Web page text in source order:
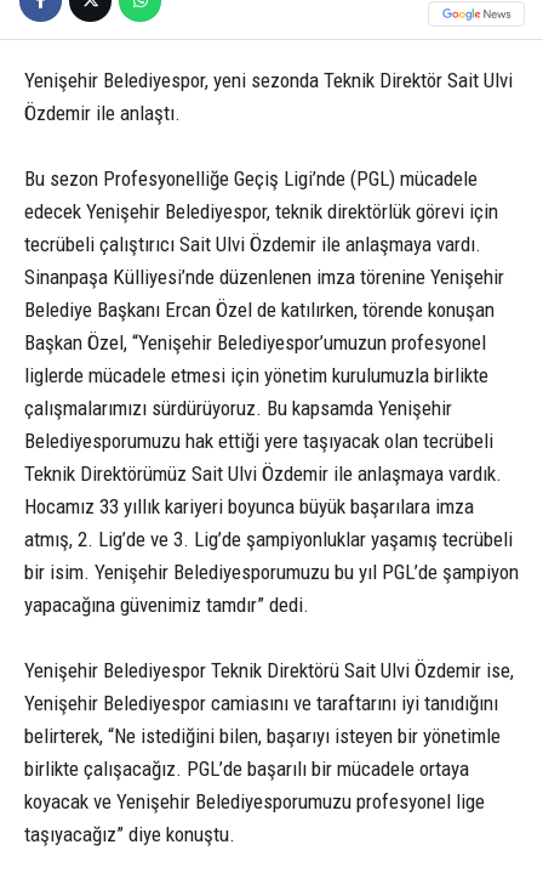
Yenişehir Belediyespor, yeni sezonda Teknik Direktör Sait Ulvi
Özdemir ile anlaştı.
Bu sezon Profesyonelliğe Geçiş Ligi’nde (PGL) mücadele
edecek Yenişehir Belediyespor, teknik direktörlük görevi için
tecrübeli çalıştırıcı Sait Ulvi Özdemir ile anlaşmaya vardı.
Sinanpaşa Külliyesi’nde düzenlenen imza törenine Yenişehir
Belediye Başkanı Ercan Özel de katılırken, törende konuşan
Başkan Özel, “Yenişehir Belediyespor’umuzun profesyonel
liglerde mücadele etmesi için yönetim kurulumuzla birlikte
çalışmalarımızı sürdürüyoruz. Bu kapsamda Yenişehir
Belediyesporumuzu hak ettiği yere taşıyacak olan tecrübeli
Teknik Direktörümüz Sait Ulvi Özdemir ile anlaşmaya vardık.
Hocamız 33 yıllık kariyeri boyunca büyük başarılara imza
atmış, 2. Lig’de ve 3. Lig’de şampiyonluklar yaşamış tecrübeli
bir isim. Yenişehir Belediyesporumuzu bu yıl PGL’de şampiyon
yapacağına güvenimiz tamdır” dedi.
Yenişehir Belediyespor Teknik Direktörü Sait Ulvi Özdemir ise,
Yenişehir Belediyespor camiasını ve taraftarını iyi tanıdığını
belirterek, “Ne istediğini bilen, başarıyı isteyen bir yönetimle
birlikte çalışacağız. PGL’de başarılı bir mücadele ortaya
koyacak ve Yenişehir Belediyesporumuzu profesyonel lige
taşıyacağız” diye konuştu.